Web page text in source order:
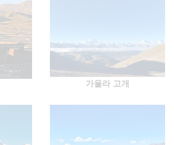
가울라 고개